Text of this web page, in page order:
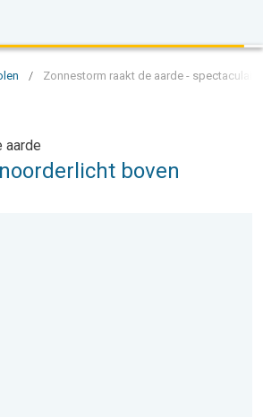
/ Zonnestorm raakt de aarde - spectaculair
aarde
boven